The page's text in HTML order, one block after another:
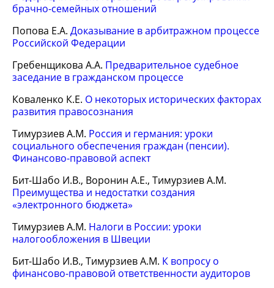
брачно-семейных отношений
Попова Е.А. Доказывание в арбитражном процессе
Российской Федерации
Гребенщикова А.А. Предварительное судебное
заседание в гражданском процессе
Коваленко К.Е. О некоторых исторических факторах
развития правосознания
Тимурзиев А.М. Россия и германия: уроки
социального обеспечения граждан (пенсии).
Финансово-правовой аспект
Бит-Шабо И.В., Воронин А.Е., Тимурзиев А.М.
Преимущества и недостатки создания
«электронного бюджета»
Тимурзиев А.М. Налоги в России: уроки
налогообложения в Швеции
Бит-Шабо И.В., Тимурзиев А.М. К вопросу о
финансово-правовой ответственности аудиторов